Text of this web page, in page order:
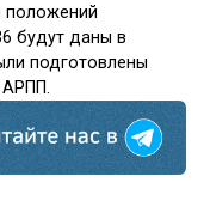
положений
будут даны в
подготовлены